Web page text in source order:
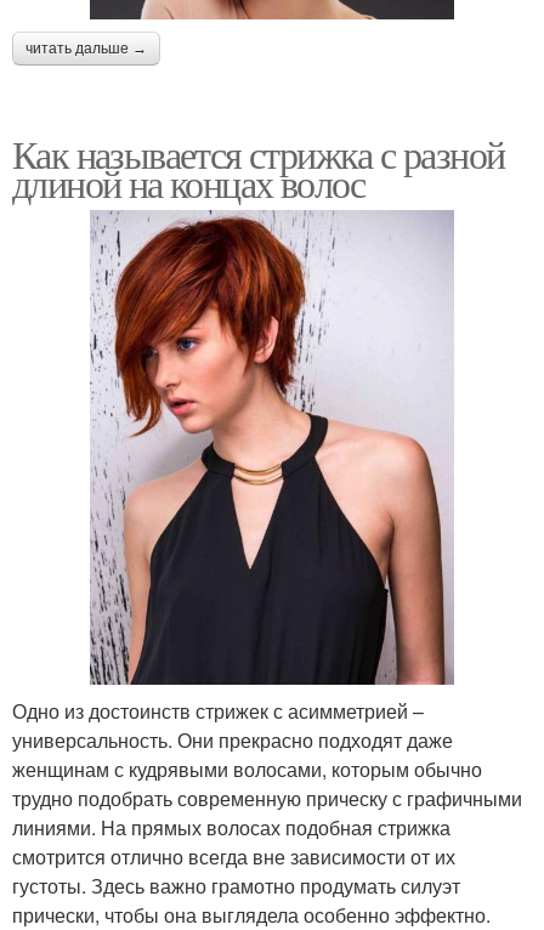
читать дальше →
Как называется стрижка с разной
длиной на концах волос
Одно из достоинств стрижек с асимметрией –
универсальность. Они прекрасно подходят даже
женщинам с кудрявыми волосами, которым обычно
трудно подобрать современную прическу с графичными
линиями. На прямых волосах подобная стрижка
смотрится отлично всегда вне зависимости от их
густоты. Здесь важно грамотно продумать силуэт
прически, чтобы она выглядела особенно эффектно.